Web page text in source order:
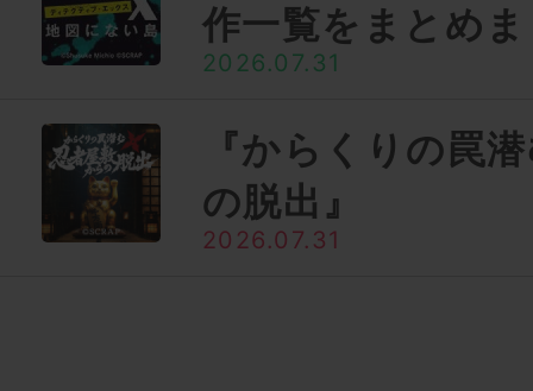
作一覧をまとめ
2026.07.31
『からくりの罠
の脱出』
2026.07.31